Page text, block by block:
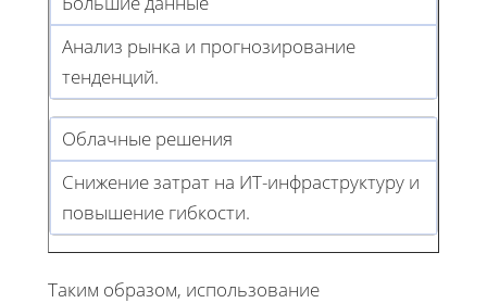
Анализ рынка и прогнозирование
тенденций.
Облачные решения
Снижение затрат на ИТ-инфраструктуру и
повышение гибкости.
Таким образом, использование